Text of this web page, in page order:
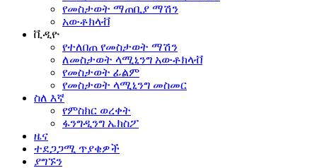
የመስታወት ማጠቢያ ማሽን
አውቶክላቭ
ቪዲዮ
የተለበጠ የመስታወት ማሽን
ለመስታወት ላሚኒንግ አውቶክላቭ
የመስታወት ፊልም
የመስታወት ላሚኒንግ መስመር
ስለ እኛ
የምስክር ወረቀት
ፋንግዲንግ ኤክስፖ
ዜና
ተደጋጋሚ ጥያቄዎች
ያግኙን